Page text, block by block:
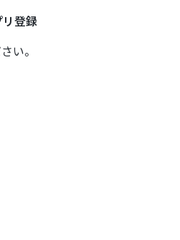
登録
い。